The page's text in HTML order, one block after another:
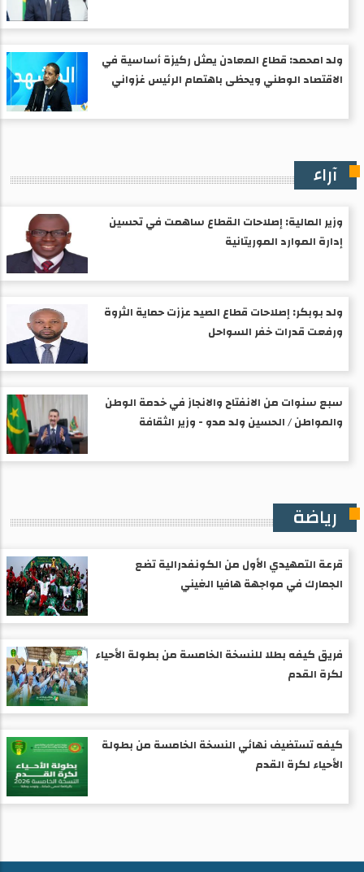
ولد امحمد: قطاع المعادن يمثل ركيزة أساسية في
الاقتصاد الوطني ويحظى باهتمام الرئيس غزواني
آراء
وزير المالية: إصلاحات القطاع ساهمت في تحسين
إدارة الموارد الموريتانية
ولد بوبكر: إصلاحات قطاع الصيد عززت حماية الثروة
ورفعت قدرات خفر السواحل
سبع سنوات من الانفتاح والانجاز في خدمة الوطن
والمواطن / الحسين ولد مدو - وزير الثقافة
رياضة
قرعة التمهيدي الأول من الكونفدرالية تضع
الجمارك في مواجهة هافيا الغيني
فريق كيفه بطلا للنسخة الخامسة من بطولة الأحياء
لكرة القدم
كيفه تستضيف نهائي النسخة الخامسة من بطولة
الأحياء لكرة القدم